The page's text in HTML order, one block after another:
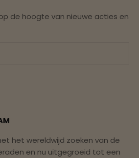
de hoogte van nieuwe acties en
het wereldwijd zoeken van de
en nu uitgegroeid tot een